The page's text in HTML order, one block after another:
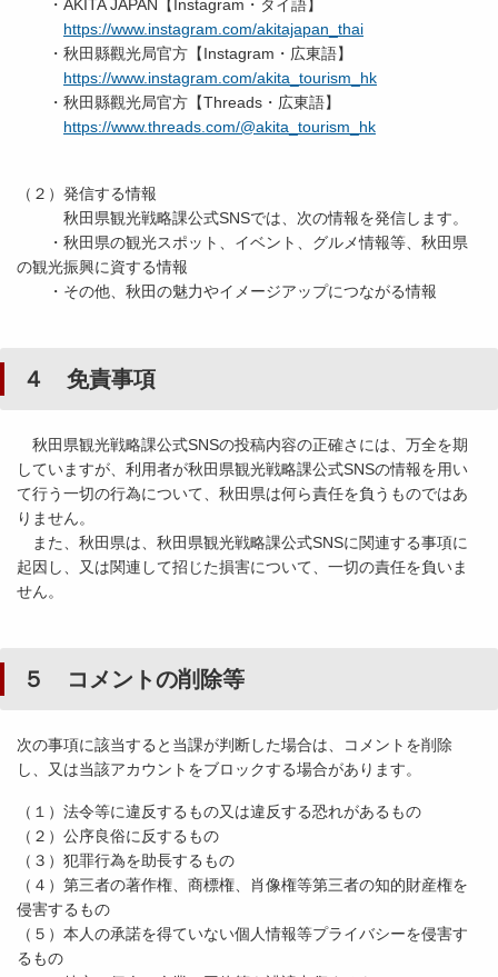
・ AKITA JAPAN【Instagram・タイ語】
https://www.instagram.com/akitajapan_thai
・秋田縣觀光局官方【Instagram・広東語】
https://www.instagram.com/akita_tourism_hk
・秋田縣觀光局官方【Threads・広東語】
https://www.threads.com/@akita_tourism_hk
（２）発信する情報
秋田県観光戦略課公式SNSでは、次の情報を発信します。
・秋田県の観光スポット、イベント、グルメ情報等、秋田県
の観光振興に資する情報
・その他、秋田の魅力やイメージアップにつながる情報
４ 免責事項
秋田県観光戦略課公式SNSの投稿内容の正確さには、万全を期
していますが、利用者が秋田県観光戦略課公式SNSの情報を用い
て行う一切の行為について、秋田県は何ら責任を負うものではあ
りません。
また、秋田県は、秋田県観光戦略課公式SNSに関連する事項に
起因し、又は関連して招じた損害について、一切の責任を負いま
せん。
５ コメントの削除等
次の事項に該当すると当課が判断した場合は、コメントを削除
し、又は当該アカウントをブロックする場合があります。
（１）法令等に違反するもの又は違反する恐れがあるもの
（２）公序良俗に反するもの
（３）犯罪行為を助長するもの
（４）第三者の著作権、商標権、肖像権等第三者の知的財産権を
侵害するもの
（５）本人の承諾を得ていない個人情報等プライバシーを侵害す
るもの